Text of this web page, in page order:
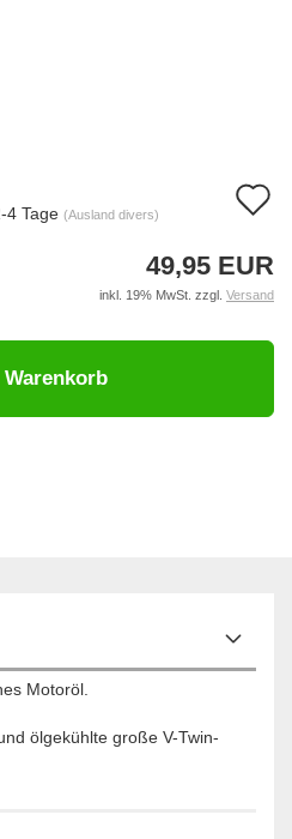
4 Tage (Ausland divers)
49,95 EUR
inkl. 19% MwSt. zzgl. Versand
Warenkorb
Motoröl.
ölgekühlte große V-Twin-